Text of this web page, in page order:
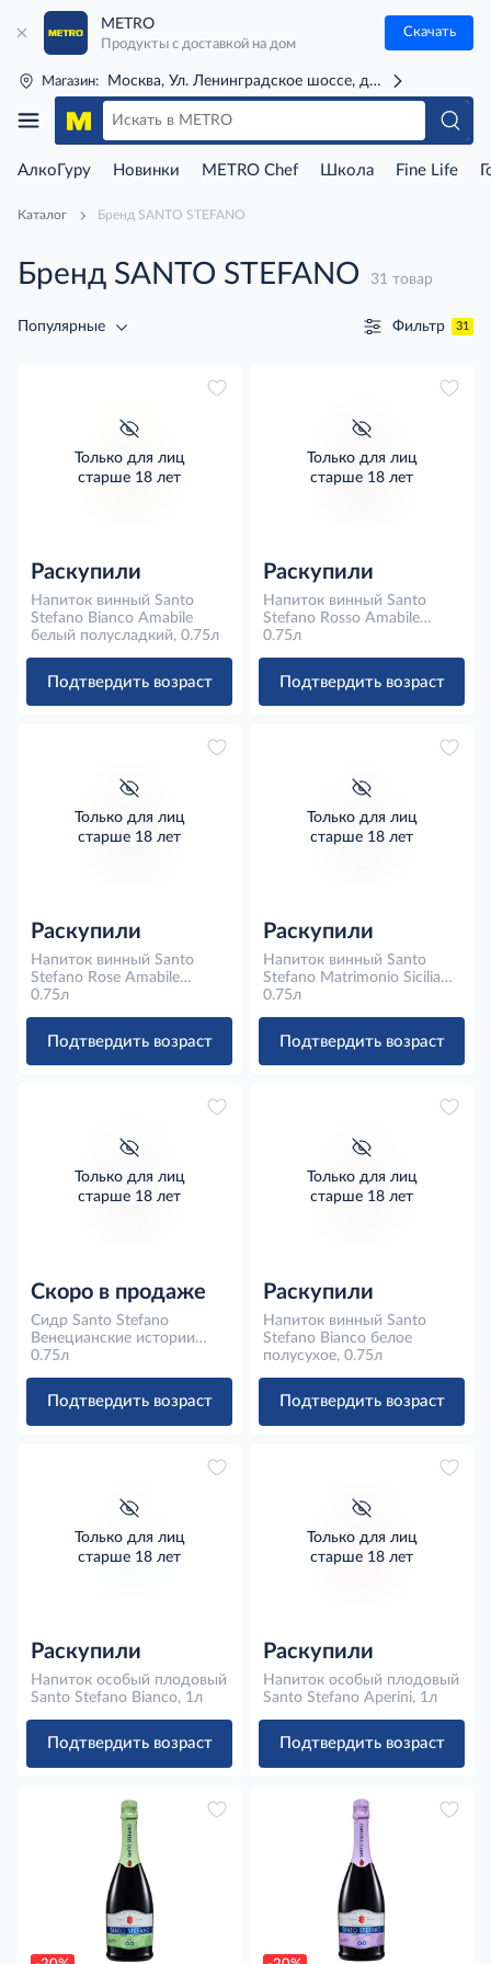
METRO
Продукты с доставкой на дом
Скачать
Магазин: Москва, Ул. Ленинградское шоссе, д. 71Г (м. Речной
АлкоГуру Новинки METRO Chef Школа Fine Life
Каталог Бренд SANTO STEFANO
Бренд SANTO STEFANO 31 товар
Популярные Фильтр 31
Только для лиц
старше 18 лет
Раскупили
Напиток винный Santo
Stefano Bianco Amabile
белый полусладкий, 0.75л
Подтвердить возраст
Только для лиц
старше 18 лет
Раскупили
Напиток винный Santo
Stefano Rosso Amabile
красное полусладкое,
0.75л
Подтвердить возраст
Только для лиц
старше 18 лет
Раскупили
Напиток винный Santo
Stefano Rose Amabile
розовое полусладкое,
0.75л
Подтвердить возраст
Только для лиц
старше 18 лет
Раскупили
Напиток винный Santo
Stefano Matrimonio Siciliano
Amabile белое
0.75л
Подтвердить возраст
Только для лиц
старше 18 лет
Скоро в продаже
Сидр Santo Stefano
Венецианские истории
красное полусладкое,
0.75л
Подтвердить возраст
Только для лиц
старше 18 лет
Раскупили
Напиток винный Santo
Stefano Bianco белое
полусухое, 0.75л
Подтвердить возраст
Только для лиц
старше 18 лет
Раскупили
Напиток особый плодовый
Santo Stefano Bianco, 1л
Подтвердить возраст
Только для лиц
старше 18 лет
Раскупили
Напиток особый плодовый
Santo Stefano Aperini, 1л
Подтвердить возраст